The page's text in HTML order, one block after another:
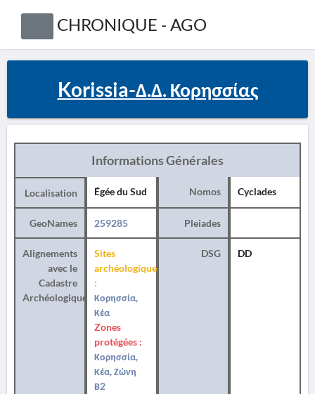
CHRONIQUE - AGO
Korissia-Δ.Δ. Κορησσίας
Informations Générales
Localisation Égée du Sud Nomos Cyclades
GeoNames 259285 Pleiades
Alignements
avec le
Cadastre
Archéologique
Sites
archéologiques
:
Κορησσία,
Κέα
Zones
protégées :
Κορησσία,
Κέα, Ζώνη
Β2
DSG DD